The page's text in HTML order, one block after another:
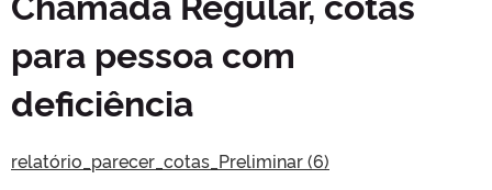
para pessoa com
deficiência
relatório_parecer_cotas_Preliminar (6)